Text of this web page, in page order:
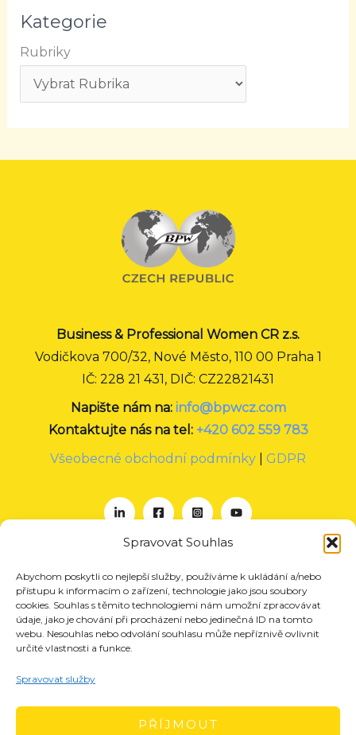
Spravovat Souhlas
Abychom poskytli co nejlepší služby, používáme k ukládání a/nebo
přístupu k informacím o zařízení, technologie jako jsou soubory
cookies. Souhlas s těmito technologiemi nám umožní zpracovávat
údaje, jako je chování při procházení nebo jedinečná ID na tomto
webu. Nesouhlas nebo odvolání souhlasu může nepříznivě ovlivnit
určité vlastnosti a funkce.
Spravovat služby
PŘÍJMOUT
Kategorie
Rubriky
Business & Professional Women CR z.s.
Vodičkova 700/32, Nové Město, 110 00 Praha 1
IČ: 228 21 431, DIČ: CZ22821431
Napište nám na: info@bpwcz.com
Kontaktujte nás na tel: +420 602 559 783
Všeobecné obchodní podmínky
GDPR
O nás
Projekty
Členství
Kontakt